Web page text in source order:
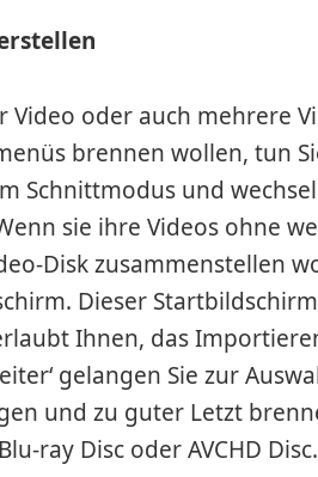
Video oder auch mehrere
brennen wollen, tun
Schnittmodus und
sie ihre Videos ohne
Disk zusammenstellen
Dieser
Ihnen, das
gelangen Sie zur
und zu guter Letzt
ray Disc oder AVCHD Disc.